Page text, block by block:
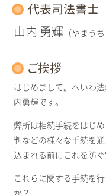
代表司法書士
山内 勇輝 （やまう
ご挨拶
はじめまして。へいわ
内勇輝です。
弊所は相続手続をはじ
判などの様々な手続を
込まれる前にこれを防ぐ
これらに関する手続を